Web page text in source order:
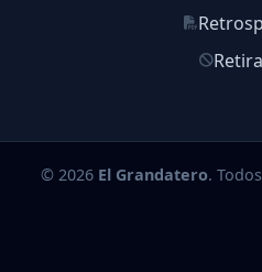
© 2026 El Grandatero.